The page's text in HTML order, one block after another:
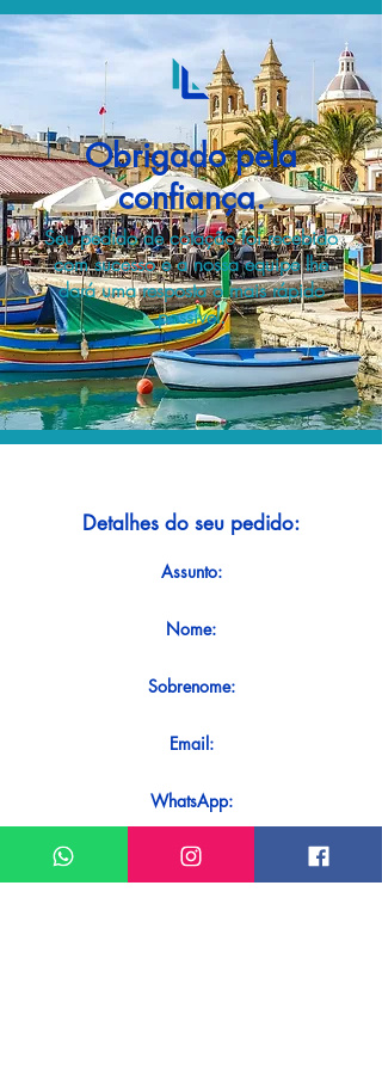
Obrigado pela
confiança.
Seu pedido de cotação foi recebido
com sucesso e a nossa equipe lhe
dará uma resposta o mais rápido
possível.
Detalhes do seu pedido:
Assunto:
Nome:
Sobrenome:
Email:
WhatsApp:
Mensagem: